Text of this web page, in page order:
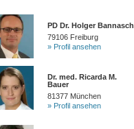
PD Dr. Holger Bannasch
79106 Freiburg
» Profil ansehen
Dr. med. Ricarda M.
Bauer
81377 München
» Profil ansehen